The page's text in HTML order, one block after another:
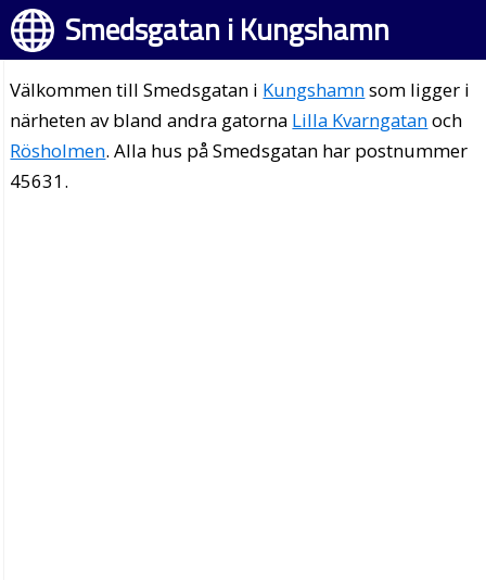
Smedsgatan i Kungshamn
Välkommen till Smedsgatan i Kungshamnsom ligger i
närheten av bland andra gatorna Lilla Kvarngatanoch
Rösholmen. Alla hus på Smedsgatan har postnummer
45631.